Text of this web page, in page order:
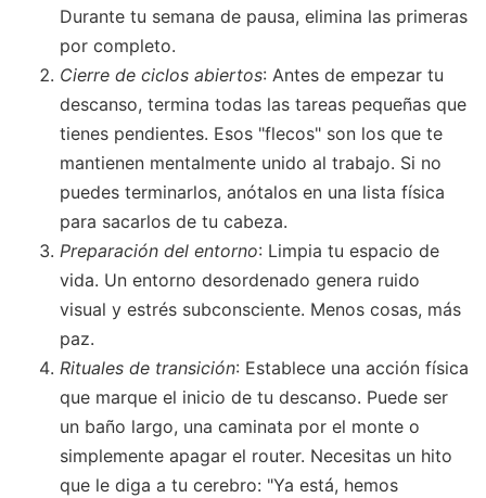
Durante tu semana de pausa, elimina las primeras
por completo.
Cierre de ciclos abiertos: Antes de empezar tu
descanso, termina todas las tareas pequeñas que
tienes pendientes. Esos "flecos" son los que te
mantienen mentalmente unido al trabajo. Si no
puedes terminarlos, anótalos en una lista física
para sacarlos de tu cabeza.
Preparación del entorno: Limpia tu espacio de
vida. Un entorno desordenado genera ruido
visual y estrés subconsciente. Menos cosas, más
paz.
Rituales de transición: Establece una acción física
que marque el inicio de tu descanso. Puede ser
un baño largo, una caminata por el monte o
simplemente apagar el router. Necesitas un hito
que le diga a tu cerebro: "Ya está, hemos